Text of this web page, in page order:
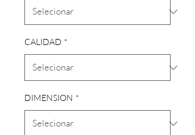
CALIDAD *
DIMENSION *